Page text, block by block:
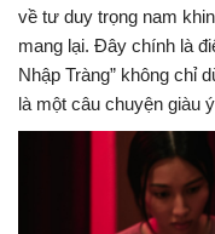
về tư duy trọng nam
mang lại. Đây chính là
Nhập Tràng” không chỉ
là một câu chuyện giàu